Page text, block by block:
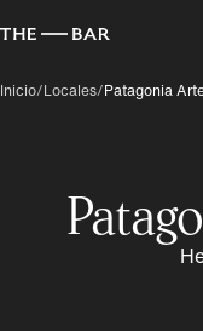
Inicio/Locales/Patagonia